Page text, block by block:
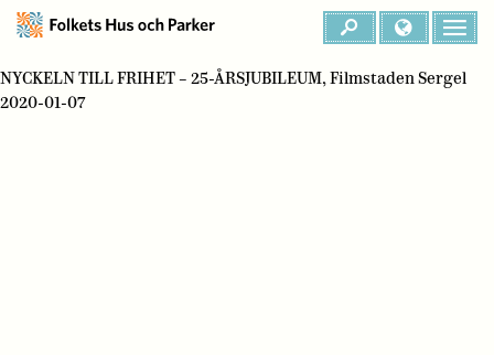
NYCKELN TILL FRIHET – 25-ÅRSJUBILEUM, Filmstaden Sergel
2020-01-07